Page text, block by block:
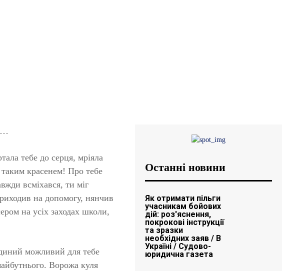
тебе до серця, мріяла
красенем! Про тебе
всміхався, ти міг
на допомогу, нянчив
на усіх заходах школи,
можливий для тебе
Ворожа куля
Останні новини
Як отримати пільги
учасникам бойових
дій: роз'яснення,
покрокові інструкції
та зразки
необхідних заяв / В
Україні / Судово-
юридична газета